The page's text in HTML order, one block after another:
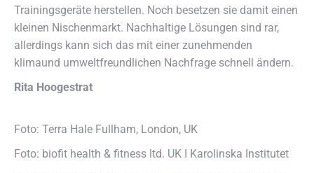
Trainingsgeräte herstellen. Noch besetzen sie damit einen
kleinen Nischenmarkt. Nachhaltige Lösungen sind rar,
allerdings kann sich das mit einer zunehmenden
klimaund umweltfreundlichen Nachfrage schnell ändern.
Rita Hoogestrat
Foto: Terra Hale Fullham, London, UK
Foto: biofit health & fitness ltd. UK I Karolinska Institutet